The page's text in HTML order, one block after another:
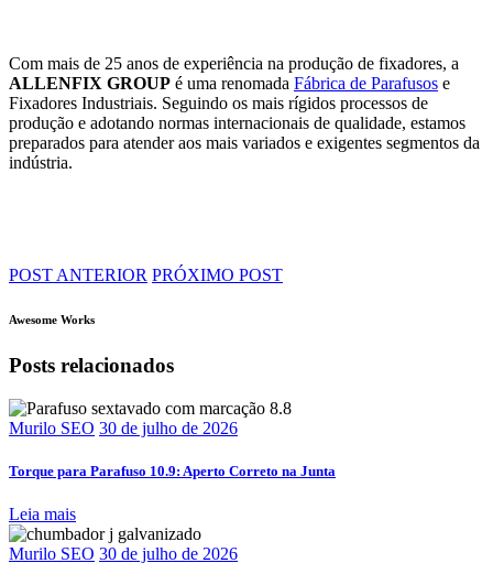
Com mais de 25 anos de experiência na produção de fixadores, a
ALLENFIX GROUP é uma renomada Fábrica de Parafusos e
Fixadores Industriais. Seguindo os mais rígidos processos de
produção e adotando normas internacionais de qualidade, estamos
preparados para atender aos mais variados e exigentes segmentos da
indústria.
POST ANTERIOR PRÓXIMO POST
Awesome Works
Posts relacionados
Murilo SEO 30 de julho de 2026
Torque para Parafuso 10.9: Aperto Correto na Junta
Leia mais
Murilo SEO 30 de julho de 2026